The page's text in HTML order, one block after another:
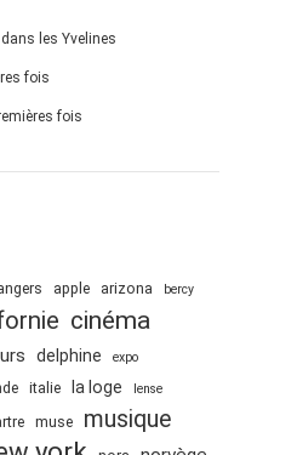
dans les Yvelines
fois
fois
apple arizona bercy
cinéma
delphine expo
italie la loge lense
muse musique